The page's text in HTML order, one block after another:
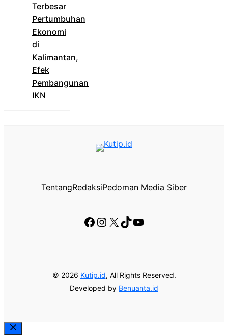
Terbesar
Pertumbuhan
Ekonomi
di
Kalimantan,
Efek
Pembangunan
IKN
TentangRedaksiPedoman Media Siber
Facebook
Instagram
X TikTok
YouTube
© 2026 Kutip.id, All Rights Reserved.
Developed by Benuanta.id